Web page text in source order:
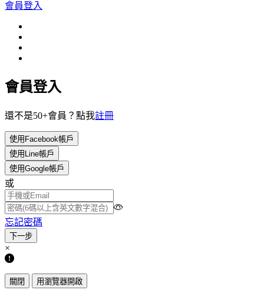
會員登入
會員登入
還不是50+會員？點我註冊
使用Facebook帳戶
使用Line帳戶
使用Google帳戶
或
忘記密碼
×
關閉 用瀏覽器開啟